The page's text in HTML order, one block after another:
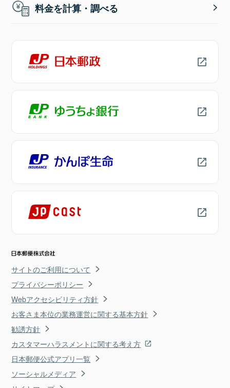
料金を計算・調べる
サイトのご利用について
プライバシーポリシー
Webアクセシビリティ方針
お客さま本位の業務運営に関する基本方針
勧誘方針
カスタマーハラスメントに関する考え方
日本郵便公式アプリ一覧
ソーシャルメディア